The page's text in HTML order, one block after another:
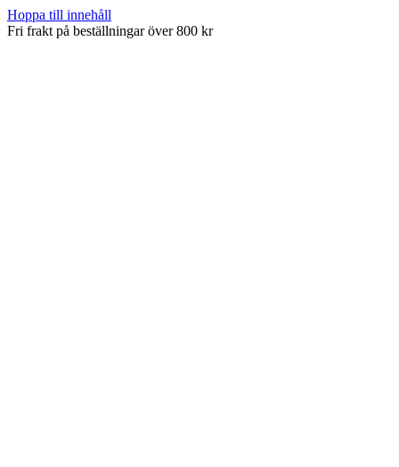
Hoppa till innehåll
Fri frakt på beställningar över 800 kr